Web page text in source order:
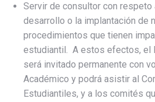
Servir de consultor con respeto
desarrollo o la implantación de
procedimientos que tienen
estudiantil. A estos efectos, el
será invitado permanente con
Académico y podrá asistir al
Estudiantiles, y a los comités